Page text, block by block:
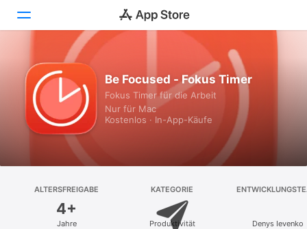
Entdecken
Arcade
Erstellen
Arbeiten
Entwickeln
Be Focused - Fokus Timer
Fokus Timer für die Arbeit
Nur für Mac
Kostenlos · In-App-Käufe
ALTERSFREIGABE
4+
Jahre
KATEGORIE
Produktivität Denys Ievenko